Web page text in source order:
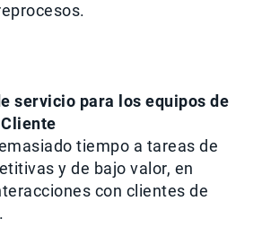
servicio para los equipos de
tiempo a tareas de
y de bajo valor, en
con clientes de